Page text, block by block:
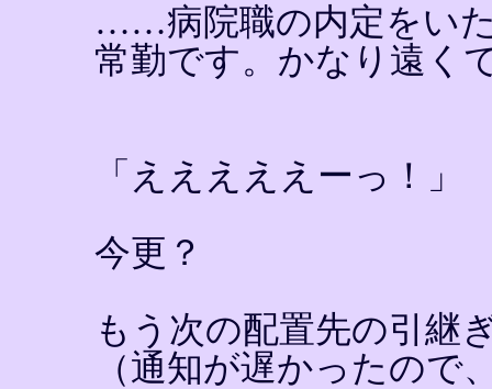
……病院職の内定をい
常勤です。かなり遠く
「えええええーっ！」
今更？
もう次の配置先の引継
（通知が遅かったので